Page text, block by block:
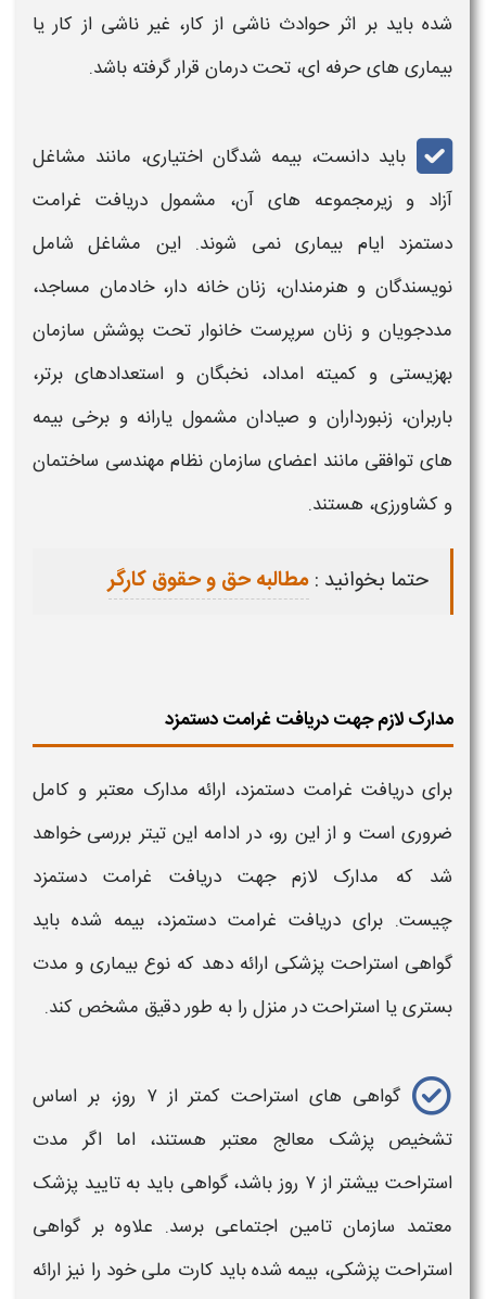
شده باید بر اثر حوادث ناشی از کار، غیر ناشی از کار یا
بیماری‌ های حرفه‌ ای، تحت درمان قرار گرفته باشد.
باید دانست، بیمه شدگان اختیاری، مانند مشاغل
آزاد و زیرمجموعه های آن، مشمول دریافت غرامت
دستمزد ایام بیمارینمی‌ شوند. این مشاغل شامل
نویسندگان و هنرمندان، زنان خانه‌ دار، خادمان مساجد،
مددجویان و زنان سرپرست خانوار تحت پوشش سازمان
بهزیستی و کمیته امداد، نخبگان و استعدادهای برتر،
باربران، زنبورداران و صیادان مشمول یارانه و برخی بیمه‌
های توافقی مانند اعضای سازمان نظام مهندسی ساختمان
و کشاورزی، هستند.
حتما بخوانید :مطالبه حق و حقوق کارگر
مدارک لازم جهت دریافت غرامت دستمزد
برایدریافت غرامت دستمزد، ارائه مدارک معتبر و کامل
ضروری است و از این رو، در ادامه این تیتر بررسی خواهد
شد که مدارک لازم جهتدریافت غرامت دستمزد
چیست. برای دریافت غرامت دستمزد، بیمه‌ شده باید
گواهی استراحت پزشکی ارائه دهد که نوع بیماری و مدت
بستری یا استراحت در منزل را به‌ طور دقیق مشخص کند.
گواهی های استراحت کمتر از ۷ روز، بر اساس
تشخیص پزشک معالج معتبر هستند، اما اگر مدت
استراحت بیشتر از ۷ روز باشد، گواهی باید به تایید پزشک
معتمد سازمان تامین اجتماعی برسد. علاوه بر گواهی
استراحت پزشکی، بیمه‌ شده باید کارت ملی خود را نیز ارائه